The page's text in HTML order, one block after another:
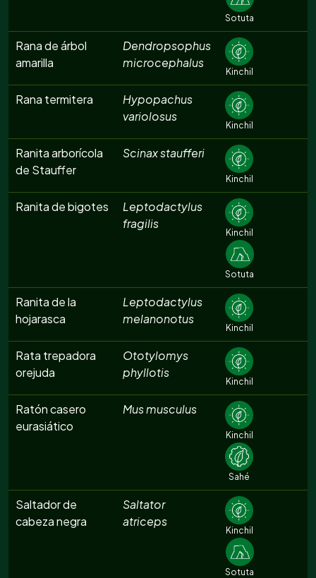
Sotuta
Rana de árbol
amarilla
Dendropsophus
microcephalus
Kinchil
Rana termitera
Hypopachus
variolosus
Kinchil
Ranita arborícola
de Stauffer
Scinax staufferi
Kinchil
Ranita de bigotes
Leptodactylus
fragilis
Kinchil
Sotuta
Ranita de la
hojarasca
Leptodactylus
melanonotus
Kinchil
Rata trepadora
orejuda
Ototylomys
phyllotis
Kinchil
Ratón casero
eurasiático
Mus musculus
Kinchil
Sahé
Saltador de
cabeza negra
Saltator
atriceps
Kinchil
Sotuta